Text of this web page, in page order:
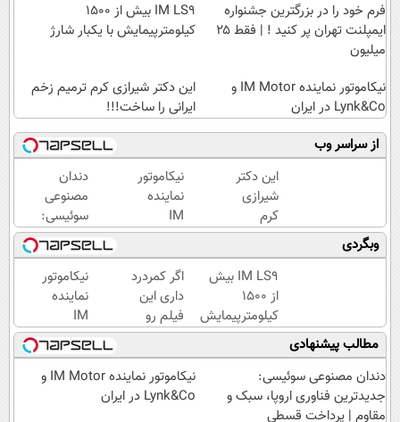
فرم خود را در بزرگترین جشنواره
ایمپلنت تهران پر کنید ! | فقط ۲۵
میلیون
IM LS9 بیش از 1500
کیلومترپیمایش با یکبار شارژ
نیکاموتور نماینده IM Motor و
Lynk&Co در ایران
این دکتر شیرازی کرم ترمیم زخم
ایرانی را ساخت!!!
از سراسر وب
این دکتر
شیرازی
کرم
ترمیم
زخم
ایرانی را
ساخت!!!
نیکاموتور
نماینده
IM
Motor و
Lynk&Co
در ایران
دندان
مصنوعی
سوئیسی:
جدیدترین
فناوری
اروپا،
سبک و
مقاوم |
پرداخت
قسطی
وبگردی
IM LS9 بیش
از 1500
کیلومترپیمایش
با یکبار شارژ
اگر کمردرد
داری این
فیلم رو
ببین!
◗پرسش‌نامه
رو پر کن◖
نیکاموتور
نماینده
IM
Motor و
Lynk&Co
در ایران
مطالب پیشنهادی
دندان مصنوعی سوئیسی:
جدیدترین فناوری اروپا، سبک و
مقاوم | پرداخت قسطی
نیکاموتور نماینده IM Motor و
Lynk&Co در ایران